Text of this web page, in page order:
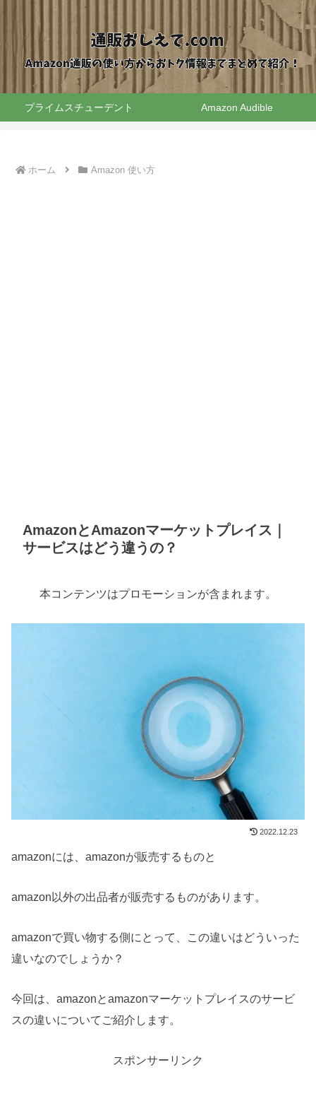
プライムスチューデント Amazon Audible
ホーム Amazon 使い方
AmazonとAmazonマーケットプレイス｜
サービスはどう違うの？
本コンテンツはプロモーションが含まれます。
2022.12.23
amazonには、amazonが販売するものと
amazon以外の出品者が販売するものがあります。
amazonで買い物する側にとって、この違いはどういった
違いなのでしょうか？
今回は、amazonとamazonマーケットプレイスのサービ
スの違いについてご紹介します。
スポンサーリンク